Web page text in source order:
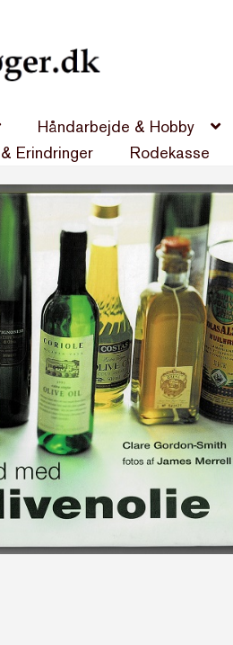
Håndarbejde & Hobby
Erindringer
Rodekasse